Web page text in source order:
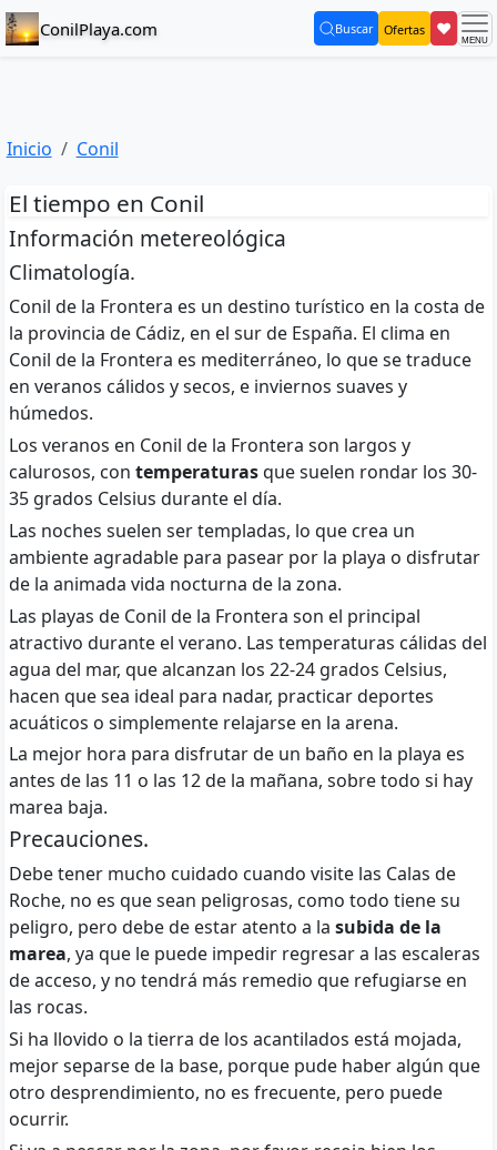
ConilPlaya.com Buscar
(current) Ofertas ❤
Inicio Conil
El tiempo en Conil
Información metereológica
Climatología.
Conil de la Frontera es un destino turístico en la costa de
la provincia de Cádiz, en el sur de España. El clima en
Conil de la Frontera es mediterráneo, lo que se traduce
en veranos cálidos y secos, e inviernos suaves y
húmedos.
Los veranos en Conil de la Frontera son largos y
calurosos, con temperaturasque suelen rondar los 30-
35 grados Celsius durante el día.
Las noches suelen ser templadas, lo que crea un
ambiente agradable para pasear por la playa o disfrutar
de la animada vida nocturna de la zona.
Las playas de Conil de la Frontera son el principal
atractivo durante el verano. Las temperaturas cálidas del
agua del mar, que alcanzan los 22-24 grados Celsius,
hacen que sea ideal para nadar, practicar deportes
acuáticos o simplemente relajarse en la arena.
La mejor hora para disfrutar de un baño en la playa es
antes de las 11 o las 12 de la mañana, sobre todo si hay
marea baja.
Precauciones.
Debe tener mucho cuidado cuando visite las Calas de
Roche, no es que sean peligrosas, como todo tiene su
peligro, pero debe de estar atento a la subida de la
marea, ya que le puede impedir regresar a las escaleras
de acceso, y no tendrá más remedio que refugiarse en
las rocas.
Si ha llovido o la tierra de los acantilados está mojada,
mejor separse de la base, porque pude haber algún que
otro desprendimiento, no es frecuente, pero puede
ocurrir.